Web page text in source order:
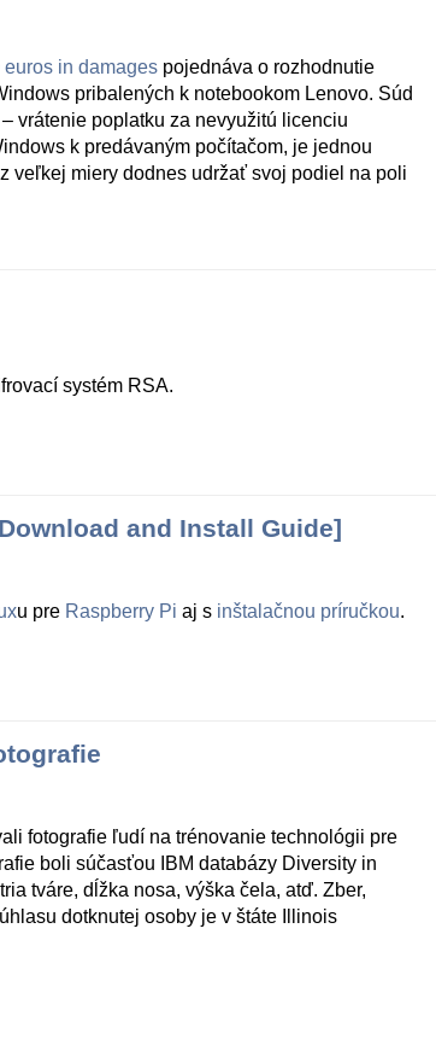
in damages pojednáva o rozhodnutie
pribalených k notebookom Lenovo. Súd
vrátenie poplatku za nevyužitú licenciu
k predávaným počítačom, je jednou
veľkej miery dodnes udržať svoj podiel na poli
systém RSA.
and Install Guide]
u pre Raspberry Pi aj s inštalačnou príručkou.
fotografie ľudí na trénovanie technológii pre
boli súčasťou IBM databázy Diversity in
tváre, dĺžka nosa, výška čela, atď. Zber,
dotknutej osoby je v štáte Illinois